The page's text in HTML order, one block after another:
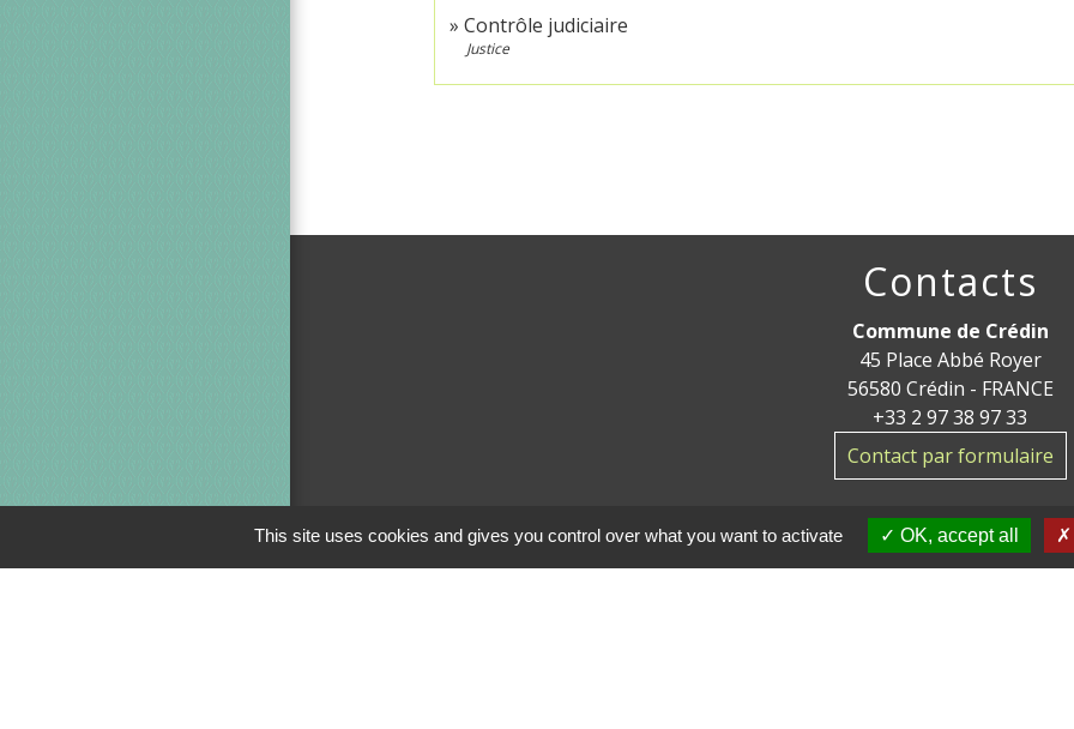
Contrôle judiciaire
Justice
Contacts
Commune de Crédin
45 Place Abbé Royer
56580 Crédin - FRANCE
+33 2 97 38 97 33
Contact par formulaire
This site uses cookies and gives you control over what you want to activate OK, accept all